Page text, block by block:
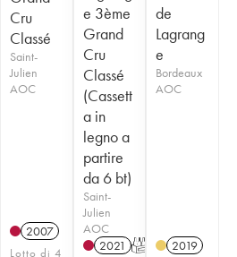
Cru
Classé
Saint-
Julien
AOC
2007
Lotto di 4
e 3ème
Grand
Cru
Classé
(Cassett
a in
legno a
partire
da 6 bt)
Saint-
Julien
AOC
2021 T
de
Lagrang
e
Bordeaux
AOC
2019